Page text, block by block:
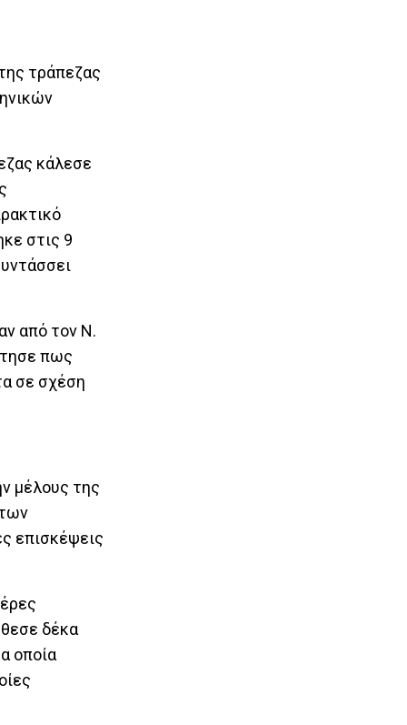
τράπεζας
κάλεσε
στις 9
από τον Ν.
πως
σε σχέση
μέλους της
επισκέψεις
δέκα
οποία